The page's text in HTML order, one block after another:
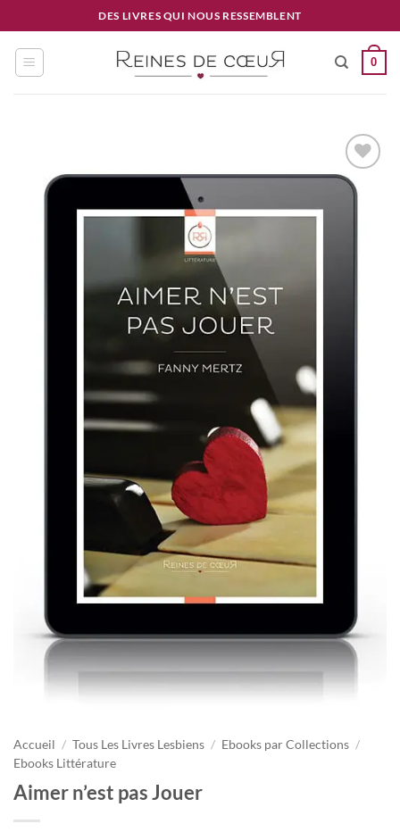
au
contenu
DES LIVRES QUI NOUS RESSEMBLENT
0
Ajouter
Accueil / Tous Les Livres Lesbiens / Ebooks par Collections /
Ebooks Littérature
Aimer n’est pas Jouer